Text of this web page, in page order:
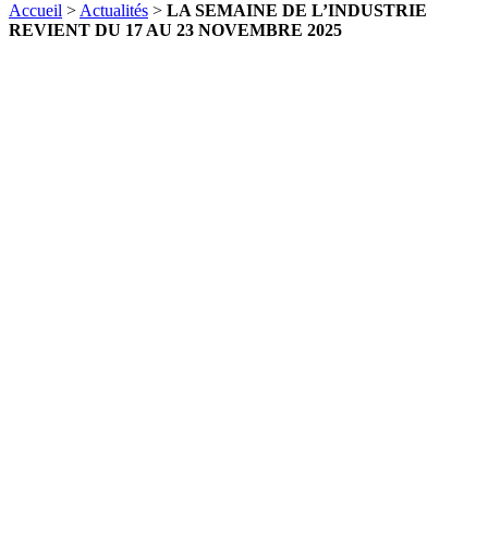
Accueil > Actualités > LA SEMAINE DE L’INDUSTRIE
REVIENT DU 17 AU 23 NOVEMBRE 2025